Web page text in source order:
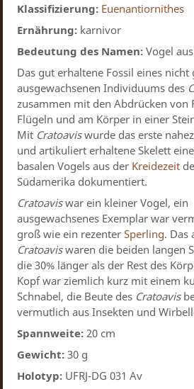
Klassifizierung: Euenantiornithes
Ernährung: karnivor
Bedeutung des Namen: Vogel
Das gut erhaltene Fossil eines nicht
ausgewachsenen Individuums des
zusammen mit den Abdrücken von
Flügeln und am Körper in einer
Mit Cratoaviswurde das erste
und artikuliert erhaltene Skelett
basalen Vogels aus der Kreidezeit
Südamerika dokumentiert.
Cratoaviswar ein kleiner Vogel, ein
ausgewachsenes Exemplar war
groß wie ein rezenterSperling. Das
Cratoaviswaren die beiden langen
die 30% länger als der Rest des
Kopf war ziemlich kurz mit einem
Schnabel, die Beute des Cratoavis
vermutlich aus Insekten und
Spannweite: 20 cm
Gewicht: 30 g
Holotyp: UFRJ-DG 031 Av